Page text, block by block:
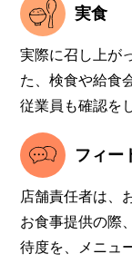
実食
実際に召し上が
た、検食や給食
従業員も確認を
フィー
店舗責任者は、
お食事提供の際
待度を、メニュ